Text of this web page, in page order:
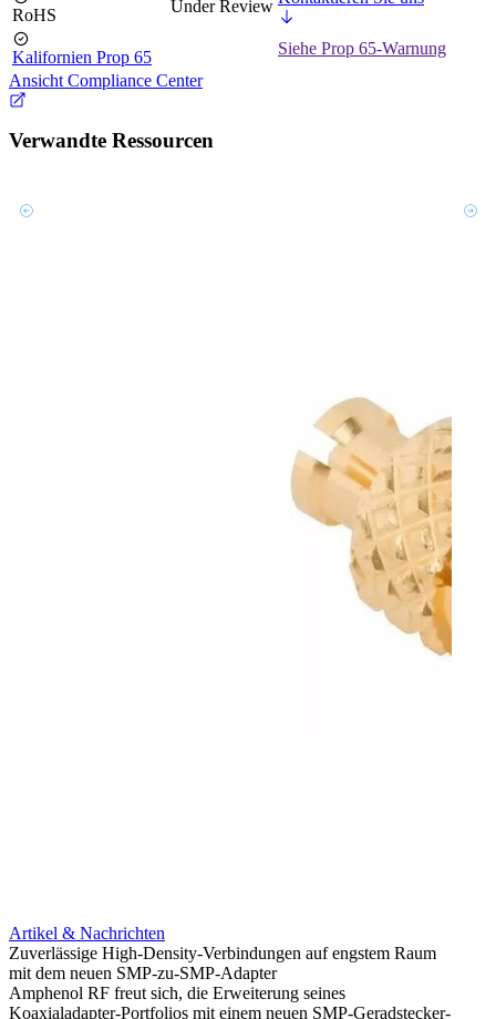
RoHS Under Review
Kalifornien Prop 65
Siehe Prop 65-Warnung
Ansicht Compliance Center
Verwandte Ressourcen
Artikel & Nachrichten
Zuverlässige High-Density-Verbindungen auf engstem Raum
mit dem neuen SMP-zu-SMP-Adapter
Amphenol RF freut sich, die Erweiterung seines
Koaxialadapter-Portfolios mit einem neuen SMP-Geradstecker-